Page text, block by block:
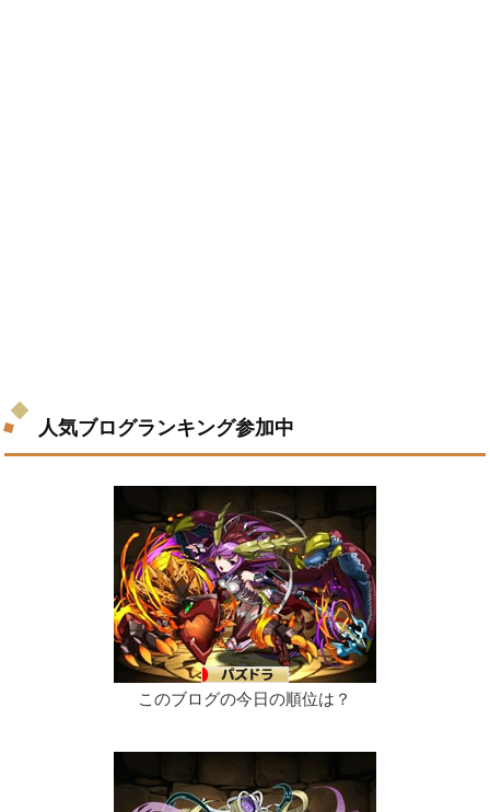
人気ブログランキング参加中
このブログの今日の順位は？